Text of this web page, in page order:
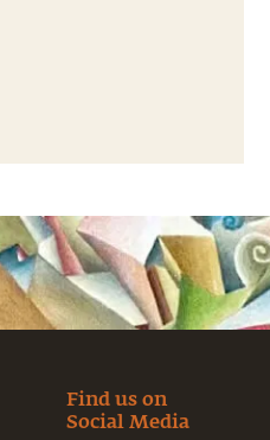
Find us on
Social Media